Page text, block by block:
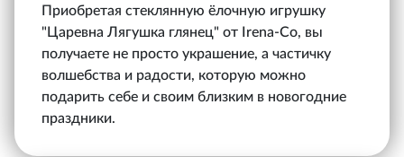
Приобретая стеклянную ёлочную игрушку
"Царевна Лягушка глянец" от Irena-Co, вы
получаете не просто украшение, а частичку
волшебства и радости, которую можно
подарить себе и своим близким в новогодние
праздники.